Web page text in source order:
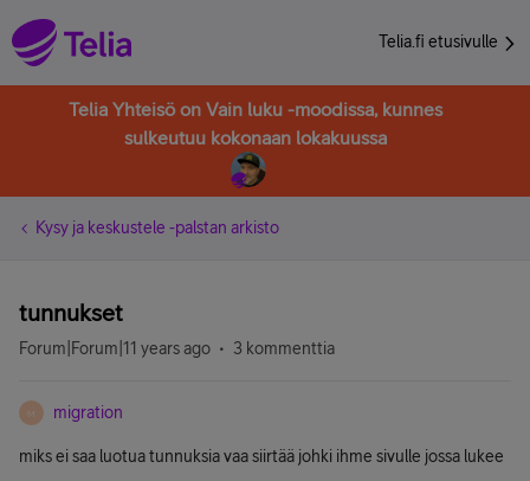
Telia.fi etusivulle
Telia Yhteisö on Vain luku -moodissa, kunnes
sulkeutuu kokonaan lokakuussa
Kysy ja keskustele -palstan arkisto
tunnukset
Forum|Forum|11 years ago 3 kommenttia
M migration
miks ei saa luotua tunnuksia vaa siirtää johki ihme sivulle jossa lukee